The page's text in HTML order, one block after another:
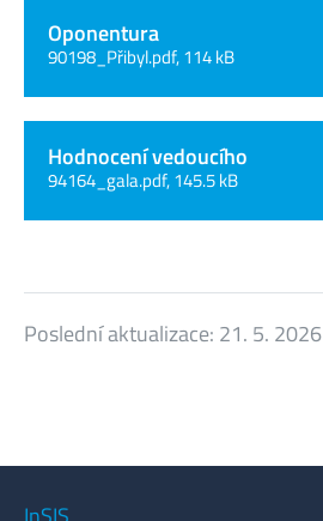
Oponentura
90198_Přibyl.pdf, 114 kB
Hodnocení vedoucího
94164_gala.pdf, 145.5 kB
Poslední aktualizace: 21. 5. 2026